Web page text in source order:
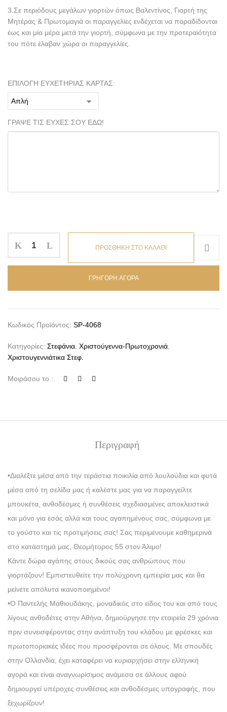
3.Σε περιόδους μεγάλων γιορτών όπως Βαλεντίνος, Γιορτή της
Μητέρας & Πρωτομαγιά οι παραγγελίες ενδέχεται να παραδίδονται
έως και μία μέρα μετά την γιορτή, σύμφωνα με την προτεραιότητα
του πότε έλαβαν χώρα οι παραγγελίες.
ΕΠΙΛΟΓΗ ΕΥΧΕΤΗΡΙΑΣ ΚΑΡΤΑΣ:
ΓΡΑΨΕ ΤΙΣ ΕΥΧΕΣ ΣΟΥ ΕΔΩ!
ΠΡΟΣΘΗΚΗ ΣΤΟ ΚΑΛΑΘΙ
ΓΡΗΓΟΡΗ ΑΓΟΡΑ
Κωδικός Προϊόντος: SP-4068
Κατηγορίες: Στεφάνια, Χριστούγεννα-Πρωτοχρονιά,
Χριστουγεννιάτικα Στεφ.
Μοιράσου το :
Περιγραφή
•Διαλέξτε μέσα από την τεράστια ποικιλία από λουλούδια και φυτά
μέσα από τη σελίδα μας ή καλέστε μας για να παραγγείλτε
μπουκέτα, ανθοδέσμες ή συνθέσεις σχεδιασμένες αποκλειστικά
και μόνο για εσάς αλλά και τους αγαπημένους σας, σύμφωνα με
το γούστο και τις προτιμήσεις σας! Σας περιμένουμε καθημερινά
στο κατάστημά μας, Θεομήτορος 55 στον Άλιμο!
Κάντε δώρα αγάπης στους δικούς σας ανθρώπους που
γιορτάζουν! Εμπιστευθείτε την πολύχρονη εμπειρία μας και θα
μείνετε απόλυτα ικανοποιημένοι!
•Ο Παντελής Μαθιουδάκης, μοναδικός στο είδος του και από τους
λίγους ανθοδέτες στην Αθήνα, δημιούργησε την εταιρεία 29 χρόνια
πριν συνεισφέροντας στην ανάπτυξη του κλάδου με φρέσκες και
πρωτοποριακές ιδέες που προσφέρονται σε όλους. Με σπουδές
στην Ολλανδία, έχει καταφέρει να κυριαρχήσει στην ελληνική
αγορά και είναι αναγνωρίσιμος ανάμεσα σε άλλους αφού
δημιουργεί υπέροχες συνθέσεις και ανθοδέσμες υπογραφής, που
ξεχωρίζουν!